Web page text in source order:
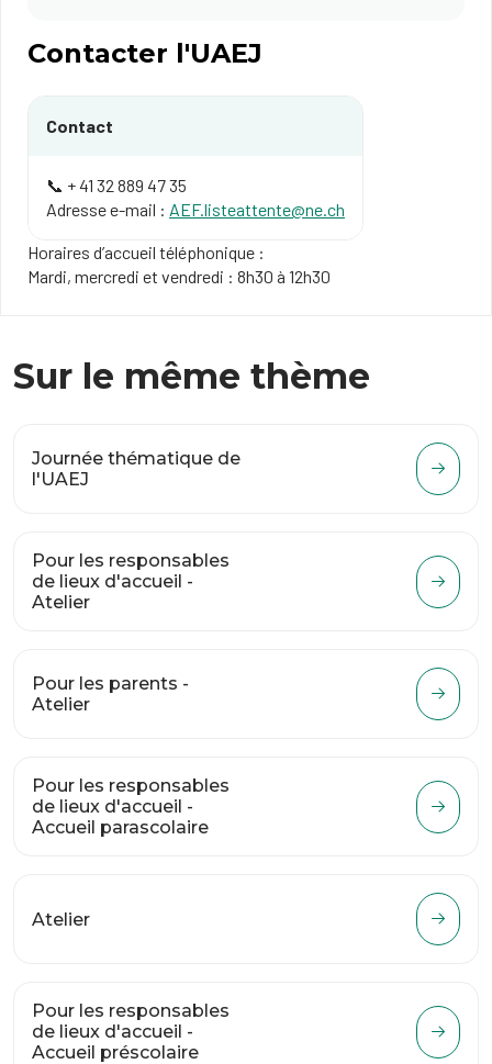
Contacter l'UAEJ
Contact
📞 + 41 32 889 47 35
Adresse e-mail : AEF.listeattente@ne.ch
Horaires d’accueil téléphonique :
Mardi, mercredi et vendredi : 8h30 à 12h30
Sur le même thème
Journée thématique de
l'UAEJ
Pour les responsables
de lieux d'accueil -
Atelier
Pour les parents -
Atelier
Pour les responsables
de lieux d'accueil -
Accueil parascolaire
Atelier
Pour les responsables
de lieux d'accueil -
Accueil préscolaire